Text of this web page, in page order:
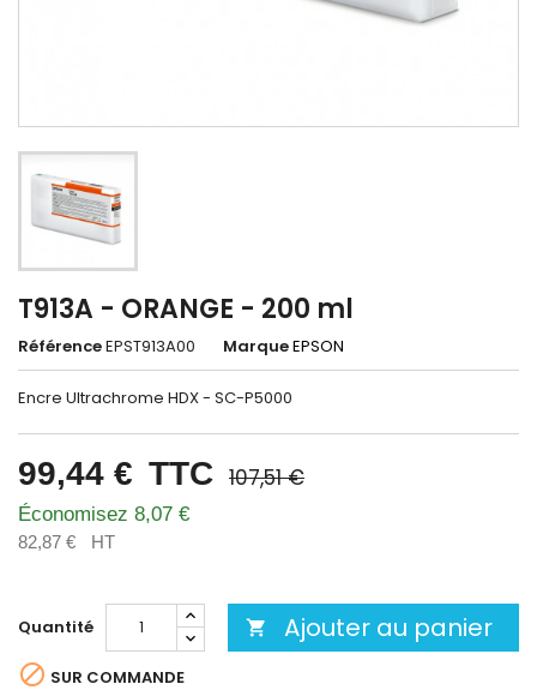
T913A - ORANGE - 200 ml
RéférenceEPST913A00 MarqueEPSON
Encre Ultrachrome HDX - SC-P5000
99,44 € TTC 107,51 €
Économisez 8,07 €
82,87 € HT
Quantité  Ajouter au panier
 SUR COMMANDE